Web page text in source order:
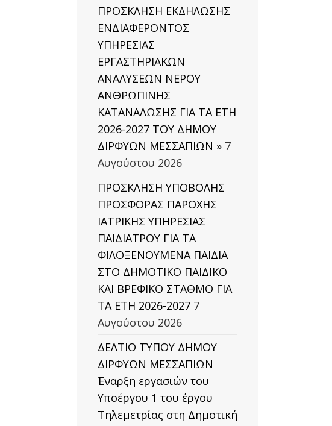
ΠΡΟΣΚΛΗΣΗ ΕΚΔΗΛΩΣΗΣ
ΕΝΔΙΑΦΕΡΟΝΤΟΣ
ΥΠΗΡΕΣΙΑΣ
ΕΡΓΑΣΤΗΡΙΑΚΩΝ
ΑΝΑΛΥΣΕΩΝ ΝΕΡΟΥ
ΑΝΘΡΩΠΙΝΗΣ
ΚΑΤΑΝΑΛΩΣΗΣ ΓΙΑ ΤΑ ΕΤΗ
2026-2027 ΤΟΥ ΔΗΜΟΥ
ΔΙΡΦΥΩΝ ΜΕΣΣΑΠΙΩΝ » 7
Αυγούστου 2026
ΠΡΟΣΚΛΗΣΗ ΥΠΟΒΟΛΗΣ
ΠΡΟΣΦΟΡΑΣ ΠΑΡΟΧΗΣ
ΙΑΤΡΙΚΗΣ ΥΠΗΡΕΣΙΑΣ
ΠΑΙΔΙΑΤΡΟΥ ΓΙΑ ΤΑ
ΦΙΛΟΞΕΝΟΥΜΕΝΑ ΠΑΙΔΙΑ
ΣΤΟ ΔΗΜΟΤΙΚΟ ΠΑΙΔΙΚΟ
ΚΑΙ ΒΡΕΦΙΚΟ ΣΤΑΘΜΟ ΓΙΑ
ΤΑ ΕΤΗ 2026-2027 7
Αυγούστου 2026
ΔΕΛΤΙΟ ΤΥΠΟΥ ΔΗΜΟΥ
ΔΙΡΦΥΩΝ ΜΕΣΣΑΠΙΩΝ
Έναρξη εργασιών του
Υποέργου 1 του έργου
Τηλεμετρίας στη Δημοτική